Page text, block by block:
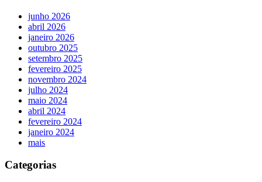
junho 2026
abril 2026
janeiro 2026
outubro 2025
setembro 2025
fevereiro 2025
novembro 2024
julho 2024
maio 2024
abril 2024
fevereiro 2024
janeiro 2024
mais
Categorias